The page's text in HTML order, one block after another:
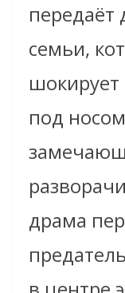
передаёт
семьи,
под
драма